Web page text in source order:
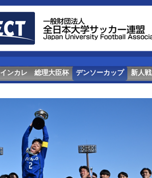
インカレ 総理大臣杯 デンソーカップ 新人戦